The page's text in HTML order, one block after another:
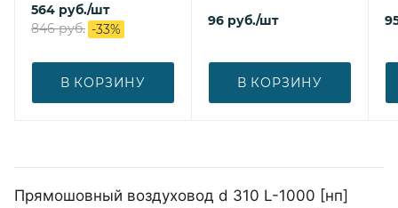
564 руб./шт
846руб. -33%
В КОРЗИНУ
96 руб./шт
В КОРЗИНУ
Прямошовный воздуховод d 310 L-1000 [нп]